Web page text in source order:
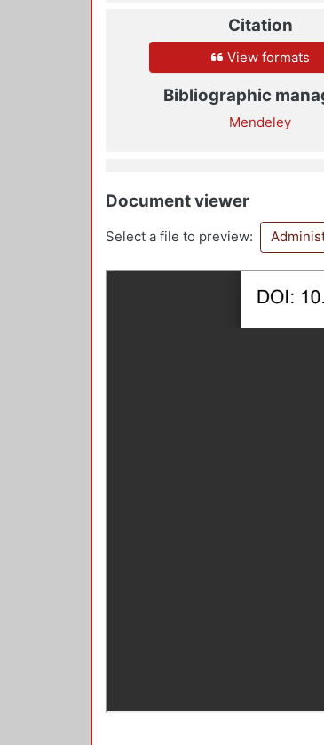
Citation
View formats
Bibliographic
Mendeley
Document viewer
Select a file to preview: